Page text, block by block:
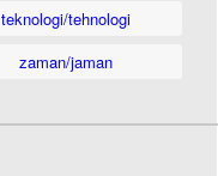
teknologi/tehnologi
zaman/jaman